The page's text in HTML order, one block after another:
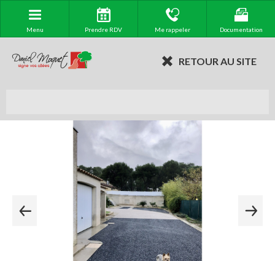
Menu Prendre RDV Me rappeler Documentation
RETOUR AU SITE